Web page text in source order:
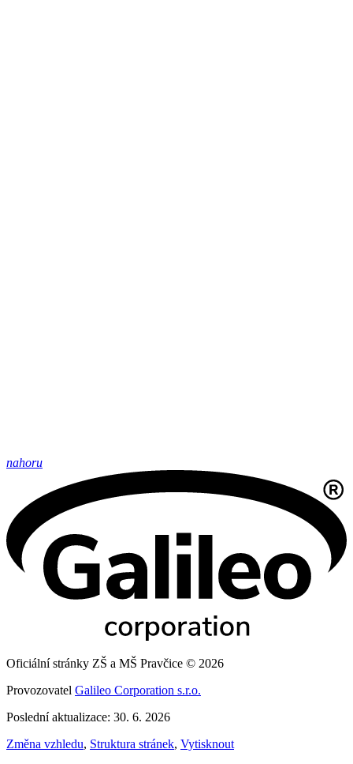
nahoru
Oficiální stránky ZŠ a MŠ Pravčice © 2026
Provozovatel Galileo Corporation s.r.o.
Poslední aktualizace: 30. 6. 2026
Změna vzhledu, Struktura stránek, Vytisknout